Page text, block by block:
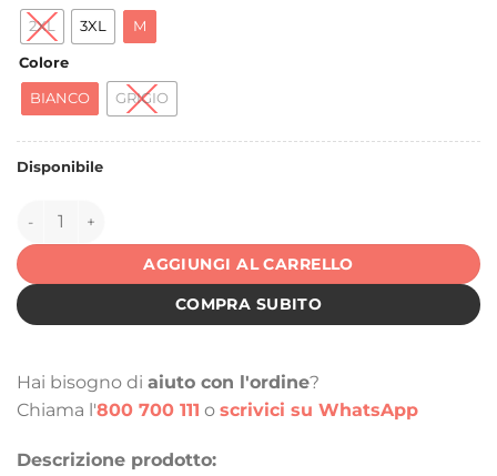
2XL 3XL M
Colore
BIANCO GRIGIO
Disponibile
152344 quantità
AGGIUNGI AL CARRELLO
COMPRA SUBITO
Hai bisogno di aiuto con l'ordine?
Chiama l'800 700 111 o scrivici su WhatsApp
Descrizione prodotto: